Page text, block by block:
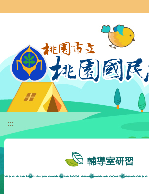
:::
輔導室研習